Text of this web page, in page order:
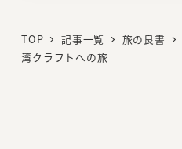
TOP 記事一覧 旅の良書
湾クラフトへの旅